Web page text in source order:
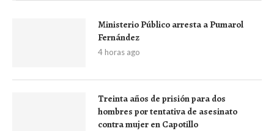
Ministerio Público arresta a Pumarol
Fernández
4 horas ago
Treinta años de prisión para dos
hombres por tentativa de asesinato
contra mujer en Capotillo